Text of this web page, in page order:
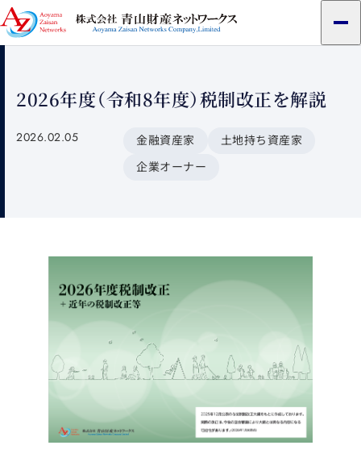
メ
ニ
2026年度（令和8年度）税制改正を解説
2026.02.05 金融資産家
土地持ち資産家
企業オーナー